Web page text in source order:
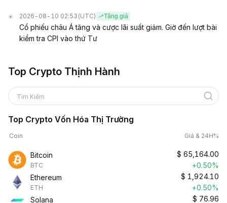
2026-08-10 02:53 (UTC) Tăng giá
Cổ phiếu châu Á tăng và cược lãi suất giảm. Giờ đến lượt bài
kiểm tra CPI vào thứ Tư
Top Crypto Thịnh Hành
Tìm Kiếm
Top Crypto Vốn Hóa Thị Trường
Coin Giá & 24H%
Bitcoin
BTC
$ 65,164.00
+0.50%
Ethereum
ETH
$ 1,924.10
+0.50%
Solana
$ 76.96